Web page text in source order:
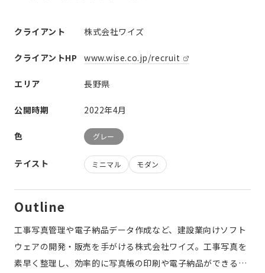
クライアント 株式会社ワイズ
クライアントHP www.wise.co.jp/recruit
エリア 長野県
公開時期 2022年4月
色 グレー
テイスト ミニマル モダン
Outline
工事写真管理や電子納品データ作成など、建設業向けソフト
ウェアの開発・販売を手がける株式会社ワイズ。工事写真を
素早く整理し、効率的に写真帳の印刷や電子納品ができる写